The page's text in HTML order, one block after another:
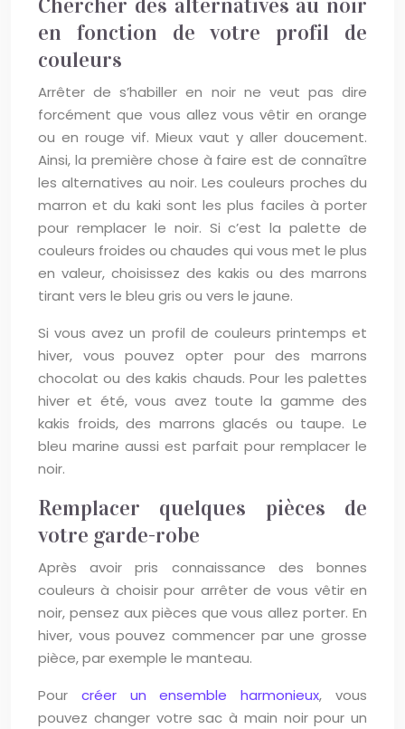
Chercher des alternatives au noir
en fonction de votre profil de
couleurs
Arrêter de s’habiller en noir ne veut pas dire
forcément que vous allez vous vêtir en orange
ou en rouge vif. Mieux vaut y aller doucement.
Ainsi, la première chose à faire est de connaître
les alternatives au noir. Les couleurs proches du
marron et du kaki sont les plus faciles à porter
pour remplacer le noir. Si c’est la palette de
couleurs froides ou chaudes qui vous met le plus
en valeur, choisissez des kakis ou des marrons
tirant vers le bleu gris ou vers le jaune.
Si vous avez un profil de couleurs printemps et
hiver, vous pouvez opter pour des marrons
chocolat ou des kakis chauds. Pour les palettes
hiver et été, vous avez toute la gamme des
kakis froids, des marrons glacés ou taupe. Le
bleu marine aussi est parfait pour remplacer le
noir.
Remplacer quelques pièces de
votre garde-robe
Après avoir pris connaissance des bonnes
couleurs à choisir pour arrêter de vous vêtir en
noir, pensez aux pièces que vous allez porter. En
hiver, vous pouvez commencer par une grosse
pièce, par exemple le manteau.
Pour créer un ensemble harmonieux, vous
pouvez changer votre sac à main noir pour un